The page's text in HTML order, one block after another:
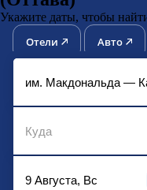
Укажите даты, чтобы
Отели Авто